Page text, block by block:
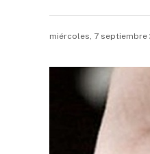
miércoles, 7 septiembre